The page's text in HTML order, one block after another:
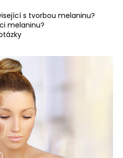
s tvorbou melaninu?
melaninu?